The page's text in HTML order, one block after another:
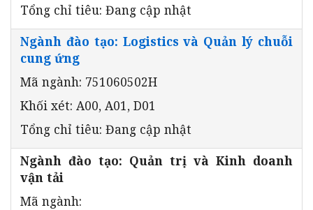
Tổng chỉ tiêu: Đang cập nhật
Ngành đào tạo: Logistics và Quản lý chuỗi
cung ứng
Mã ngành: 751060502H
Khối xét: A00, A01, D01
Tổng chỉ tiêu: Đang cập nhật
Ngành đào tạo: Quản trị và Kinh doanh
vận tải
Mã ngành: